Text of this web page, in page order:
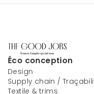
Éco conception
Design
Supply chain /
Textile & trims